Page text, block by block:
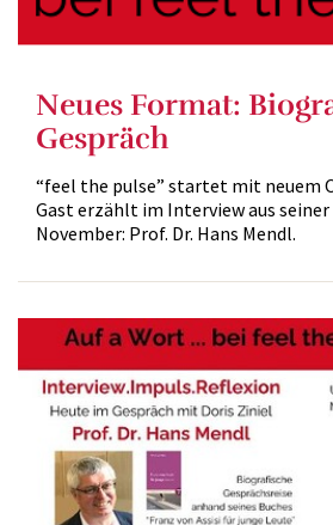
Neues Format:
Gespräch
“feel the pulse” startet mit neuem
Gast erzählt im Interview aus
November: Prof. Dr. Hans Mendl.